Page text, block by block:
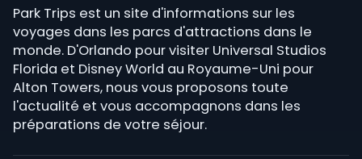
Park Trips est un site d'informations sur les
voyages dans les parcs d'attractions dans le
monde. D'Orlando pour visiter Universal Studios
Florida et Disney World au Royaume-Uni pour
Alton Towers, nous vous proposons toute
l'actualité et vous accompagnons dans les
préparations de votre séjour.